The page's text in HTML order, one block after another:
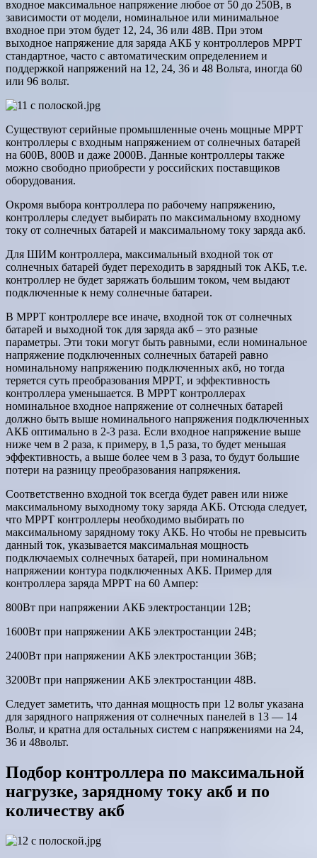
входное максимальное напряжение любое от 50 до 250В, в
зависимости от модели, номинальное или минимальное
входное при этом будет 12, 24, 36 или 48В. При этом
выходное напряжение для заряда АКБ у контроллеров MPPT
стандартное, часто с автоматическим определением и
поддержкой напряжений на 12, 24, 36 и 48 Вольта, иногда 60
или 96 вольт.
Существуют серийные промышленные очень мощные MPPT
контроллеры с входным напряжением от солнечных батарей
на 600В, 800В и даже 2000В. Данные контроллеры также
можно свободно приобрести у российских поставщиков
оборудования.
Окромя выбора контроллера по рабочему напряжению,
контроллеры следует выбирать по максимальному входному
току от солнечных батарей и максимальному току заряда акб.
Для ШИМ контроллера, максимальный входной ток от
солнечных батарей будет переходить в зарядный ток АКБ, т.е.
контроллер не будет заряжать большим током, чем выдают
подключенные к нему солнечные батареи.
В MPPT контроллере все иначе, входной ток от солнечных
батарей и выходной ток для заряда акб – это разные
параметры. Эти токи могут быть равными, если номинальное
напряжение подключенных солнечных батарей равно
номинальному напряжению подключенных акб, но тогда
теряется суть преобразования MPPT, и эффективность
контроллера уменьшается. В MPPT контроллерах
номинальное входное напряжение от солнечных батарей
должно быть выше номинального напряжения подключенных
АКБ оптимально в 2-3 раза. Если входное напряжение выше
ниже чем в 2 раза, к примеру, в 1,5 раза, то будет меньшая
эффективность, а выше более чем в 3 раза, то будут большие
потери на разницу преобразования напряжения.
Соответственно входной ток всегда будет равен или ниже
максимальному выходному току заряда АКБ. Отсюда следует,
что MPPT контроллеры необходимо выбирать по
максимальному зарядному току АКБ. Но чтобы не превысить
данный ток, указывается максимальная мощность
подключаемых солнечных батарей, при номинальном
напряжении контура подключенных АКБ. Пример для
контроллера заряда MPPT на 60 Ампер:
800Вт при напряжении АКБ электростанции 12В;
1600Вт при напряжении АКБ электростанции 24В;
2400Вт при напряжении АКБ электростанции 36В;
3200Вт при напряжении АКБ электростанции 48В.
Следует заметить, что данная мощность при 12 вольт указана
для зарядного напряжения от солнечных панелей в 13 — 14
Вольт, и кратна для остальных систем с напряжениями на 24,
36 и 48вольт.
Подбор контроллера по максимальной
нагрузке, зарядному току акб и по
количеству акб